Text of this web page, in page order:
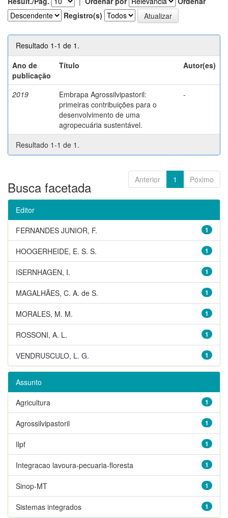
Registro(s)
Resultado 1-1 de 1.
Ano de
publicação
Título Autor(es)
2019
Embrapa Agrossilvipastoril:
primeiras contribuições para o
desenvolvimento de uma
agropecuária sustentável.
-
Resultado 1-1 de 1.
Anterior 1 Póximo
Busca facetada
Editor
1
FERNANDES JUNIOR, F.
1
HOOGERHEIDE, E. S. S.
1
ISERNHAGEN, I.
1
MAGALHÃES, C. A. de S.
1
MORALES, M. M.
1
ROSSONI, A. L.
1
VENDRUSCULO, L. G.
Assunto
1
Agricultura
1
Agrossilvipastoril
1
Ilpf
1
Integracao lavoura-pecuaria-floresta
1
Sinop-MT
1
Sistemas integrados